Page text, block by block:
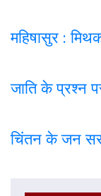
महिषासुर :
जाति के प्रश्न
चिंतन के जन